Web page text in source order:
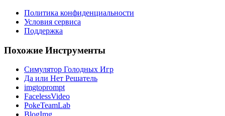
Политика конфиденциальности
Условия сервиса
Поддержка
Похожие Инструменты
Симулятор Голодных Игр
Да или Нет Решатель
imgtoprompt
FacelessVideo
PokeTeamLab